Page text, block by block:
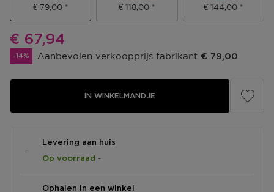
€ 79,00 € 118,00 € 144,00
Kortingsprijs
€ 67,94
-14% Aanbevolen verkoopprijs fabrikant € 79,00
IN WINKELMANDJE
Levering aan huis
Op voorraad -
Ophalen in een winkel